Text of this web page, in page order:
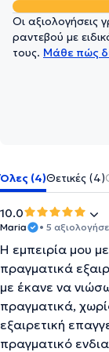
Οι
ραντεβού με
τους. Μάθε πώς
Όλες (4)Θετικές (4)
10.0
Maria • 5
Η εμπειρία μου
πραγματικά
με έκανε να
πραγματικά,
εξαιρετική
πραγματικό